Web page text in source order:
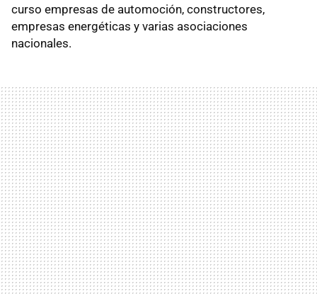
curso empresas de automoción, constructores,
empresas energéticas y varias asociaciones
nacionales.